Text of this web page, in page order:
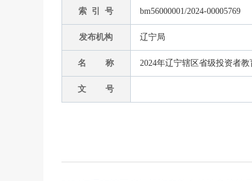
索 引 号 bm56000001/2024-00005769
发布机构 辽宁局
名 称 2024年辽宁辖区省级投资者
文 号